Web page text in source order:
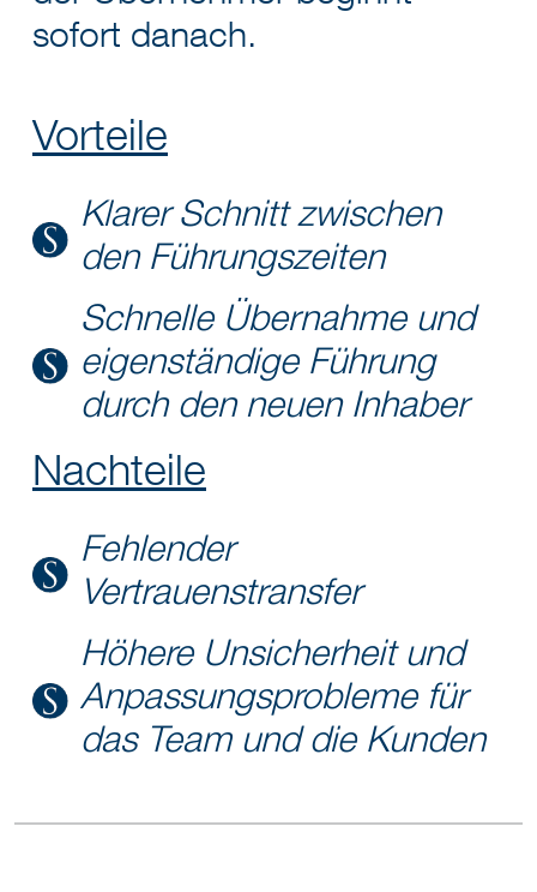
sofort danach.
Vorteile
Klarer Schnitt zwischen
den Führungszeiten
Schnelle Übernahme und
eigenständige Führung
durch den neuen Inhaber
Nachteile
Fehlender
Vertrauenstransfer
Höhere Unsicherheit und
Anpassungsprobleme für
das Team und die Kunden